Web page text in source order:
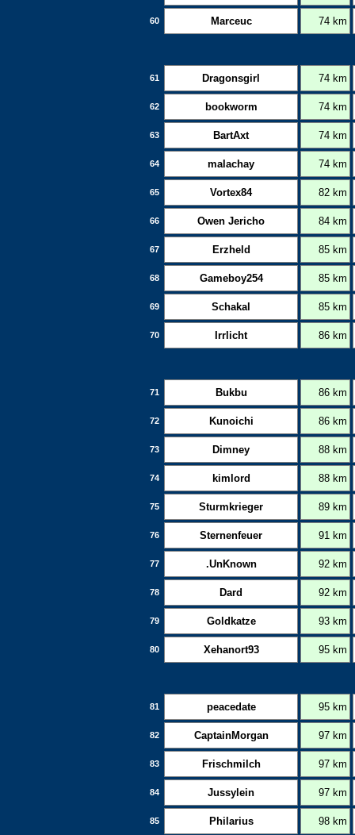
60 Marceuc 74 km
61 Dragonsgirl 74 km
62 bookworm 74 km
63 BartAxt 74 km
64 malachay 74 km
65 Vortex84 82 km
66 Owen Jericho 84 km
67 Erzheld 85 km
68 Gameboy254 85 km
69 Schakal 85 km
70 Irrlicht 86 km
71 Bukbu 86 km
72 Kunoichi 86 km
73 Dimney 88 km
74 kimlord 88 km
75 Sturmkrieger 89 km
76 Sternenfeuer 91 km
77 .UnKnown 92 km
78 Dard 92 km
79 Goldkatze 93 km
80 Xehanort93 95 km
81 peacedate 95 km
82 CaptainMorgan 97 km
83 Frischmilch 97 km
84 Jussylein 97 km
85 Philarius 98 km